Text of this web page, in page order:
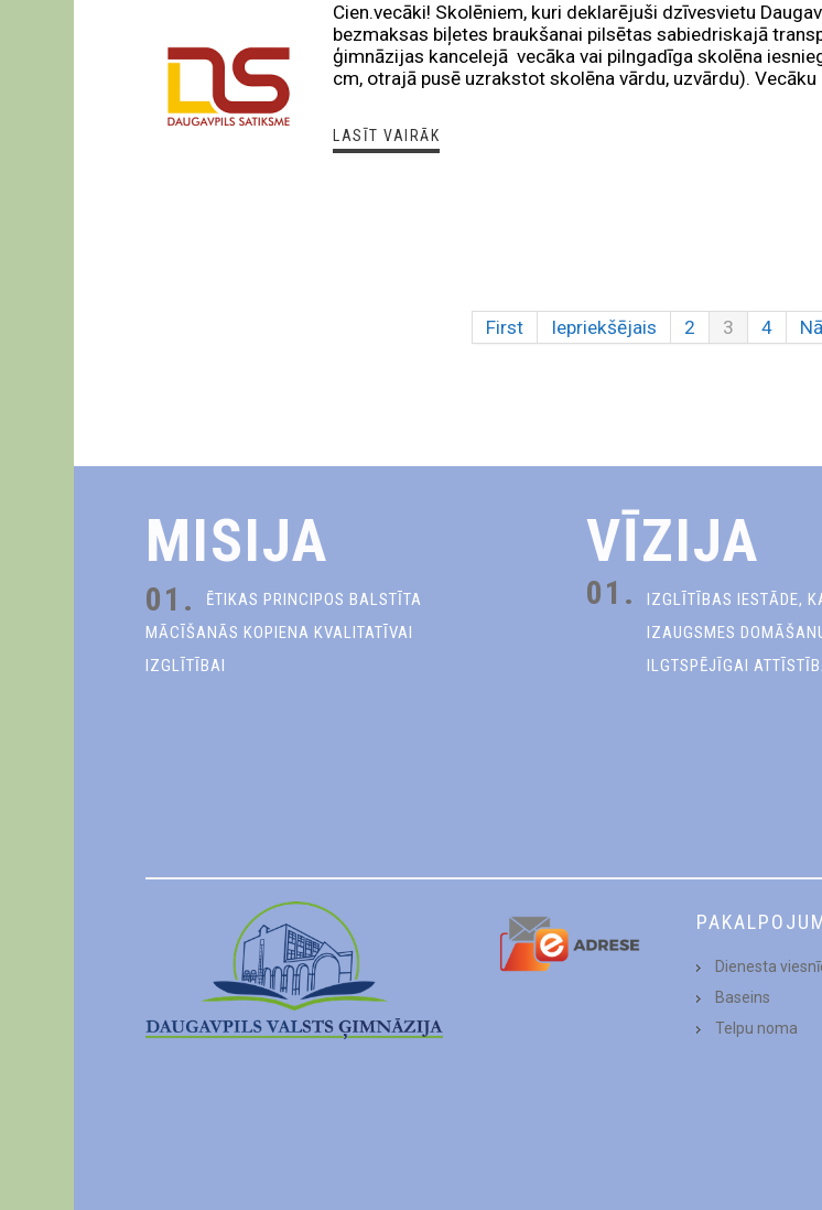
Cien.vecāki! Skolēniem, kuri deklarējuši dzīvesvietu
bezmaksas biļetes braukšanai pilsētas sabiedriskajā
ģimnāzijas kancelejā vecāka vai pilngadīga skolēna
cm, otrajā pusē uzrakstot skolēna vārdu, uzvārdu).
LASĪT VAIRĀK
First Iepriekšējais 2 3 4
MISIJA
01.
ĒTIKAS PRINCIPOS BALSTĪTA
MĀCĪŠANĀS KOPIENA KVALITATĪVAI
IZGLĪTĪBAI
VĪZIJA
01.
IZGLĪTĪBAS IESTĀDE,
IZAUGSMES
ILGTSPĒJĪGAI
Dienesta
Baseins
Telpu noma